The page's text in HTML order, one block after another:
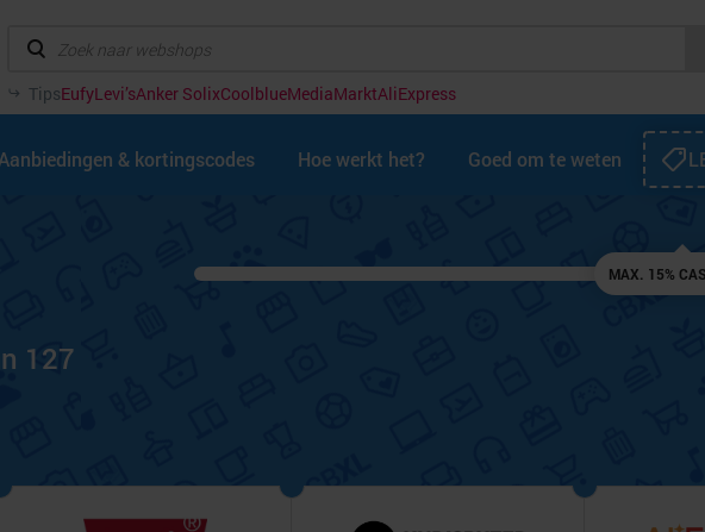
TipsEufyLevi’sAnker SolixCoolblueMediaMarktAliExpress
Aanbiedingen & kortingscodes Hoe werkt het? Goed om te weten
127
MAX. 15%